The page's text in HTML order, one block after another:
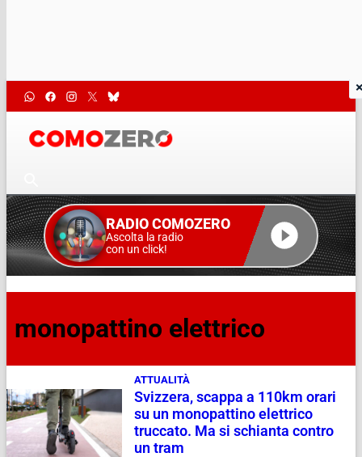
RADIO COMOZERO
Ascolta la radio
con un click!
monopattino elettrico
ATTUALITÀ
Svizzera, scappa a 110km orari
su un monopattino elettrico
truccato. Ma si schianta contro
un tram